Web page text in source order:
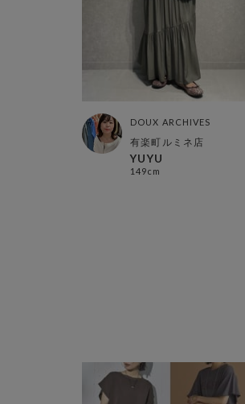
DOUX ARCHIVES
有楽町ルミネ店
YUYU
149cm